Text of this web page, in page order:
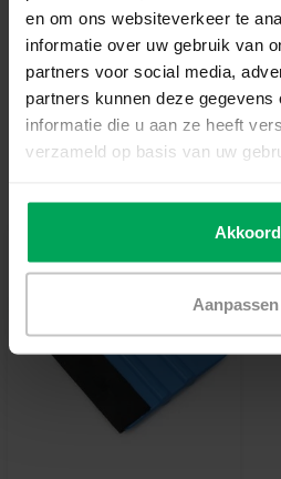
en om ons websiteverkeer te
informatie over uw gebruik van
partners voor social media,
partners kunnen deze
informatie die u aan ze heeft
verzameld op basis van uw
Akkoord
Aanpassen
Hochwertige Folien-Qualität
Zuschnitt nach Maß
Lieferzeit 3-5 Werktage
Zusatzinformation? Neem